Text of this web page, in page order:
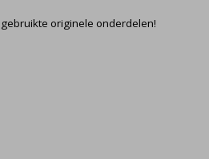
originele onderdelen!